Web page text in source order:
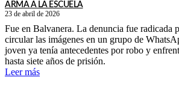
ARMA A LA ESCUELA
23 de abril de 2026
Fue en Balvanera. La denuncia fue radicada
circular las imágenes en un grupo de
joven ya tenía antecedentes por robo y
hasta siete años de prisión.
Leer más